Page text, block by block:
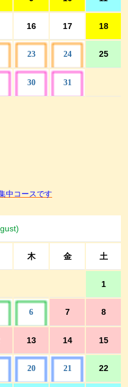
16 17 18
23 24 25
30 31
中コースです
木 金 土
1
6 7 8
13 14 15
20 21 22